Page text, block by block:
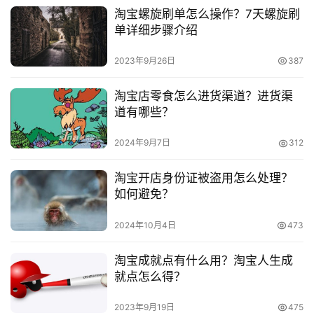
电
商
创
业
业
项
视
频
号
淘
宝
分
投稿
全款，这种交易还是要慎重，极有可能是想骗取打款。
4、资质不足
资质。若是提供的资质无法查验，也查不到政府备案，购后
评论反馈也极差，那说明这个平台不靠谱。
现在市面上有很多网店转让平台，为了我们的转让
过程和资金有所保障我们选择转让平台是非常必要的，但是
选择哪个转让平台也是很重要的，不同的平台机制也是不一
样的，希望以上介绍的内容对大家有所帮助!
淘宝店铺转让平台靠谱吗？淘宝转让平台要注意哪
些？
淘宝螺旋刷单怎么操作？7天螺旋刷
单详细步骤介绍
2023年9月26日 387
淘宝店零食怎么进货渠道？进货渠
道有哪些？
2024年9月7日 312
淘宝开店身份证被盗用怎么处理？
如何避免？
2024年10月4日 473
淘宝成就点有什么用？淘宝人生成
就点怎么得？
2023年9月19日 475